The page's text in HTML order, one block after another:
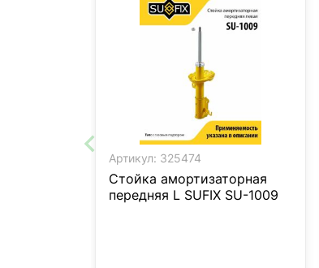
Артикул: 325474
Стойка амортизаторная
передняя L SUFIX SU-1009